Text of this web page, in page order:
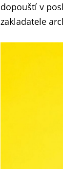
dopouští v
zakladatele